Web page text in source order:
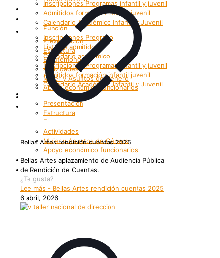
Inscripciones Programas infantil y juvenil
Admitidos formación infantil juvenil
Calendario Académico Infantil y Juvenil
Bienestar
Presentación
Estructura
Enrutemonos
Actividades
Mujer y Asuntos de Género
Apoyo económico funcionarios
Internacionalización
Patrimonio
Grupos Artísticos
Registro
Función
Inscripciones Pregrado
Lista de admitidos
Calendario académico
Inscripciones Programas infantil y juvenil
Admitidos formación infantil juvenil
Calendario Académico Infantil y Juvenil
Bienestar
Presentación
Estructura
Enrutemonos
Actividades
Mujer y Asuntos de Género
Apoyo económico funcionarios
Internacionalización
Patrimonio
Bellas Artes rendición cuentas 2025
Bellas Artes aplazamiento de Audiencia Pública
de Rendición de Cuentas.
¿Te gusta?
Lee más - Bellas Artes rendición cuentas 2025
6 abril, 2026